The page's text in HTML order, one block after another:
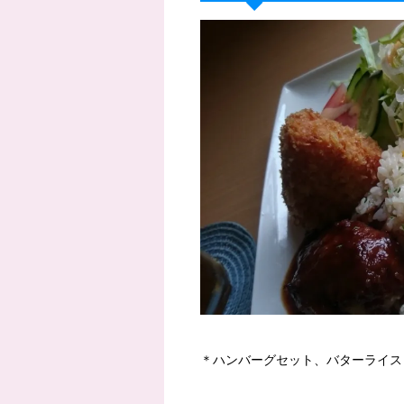
＊ハンバーグセット、バターライス